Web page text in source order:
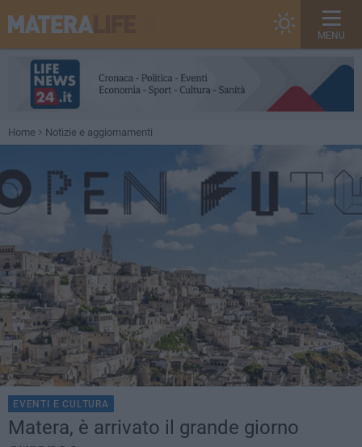
MENU
Home Notizie e aggiornamenti
EVENTI E CULTURA
Matera, è arrivato il grande giorno